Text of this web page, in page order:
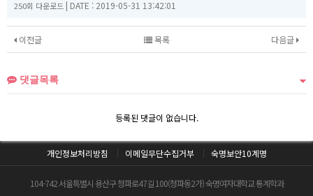
250회 다운로드 | DATE : 2019-05-31 13:42:01
이전글 다음글
목록
댓글목록
등록된 댓글이 없습니다.
개인정보처리방침 이메일무단수집거부 숙명보안10계명
104-742 서울특별시 용산구 청파로47길 100(청파동2가) 숙명여자대학교 통계학과